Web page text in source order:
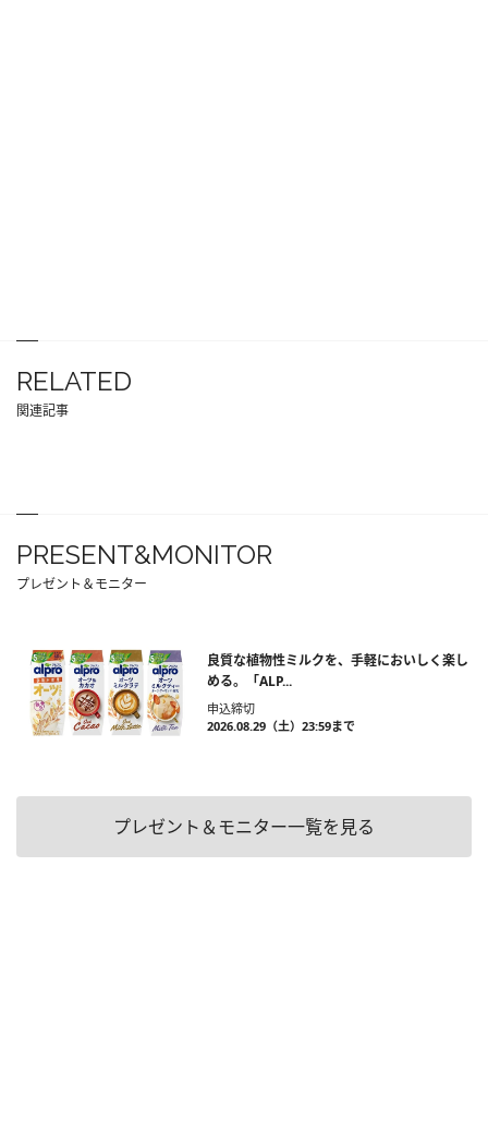
RELATED
関連記事
PRESENT&MONITOR
プレゼント＆モニター
良質な植物性ミルクを、手軽においしく楽し
める。「ALP...
申込締切
2026.08.29（土）23:59まで
プレゼント＆モニター一覧を見る